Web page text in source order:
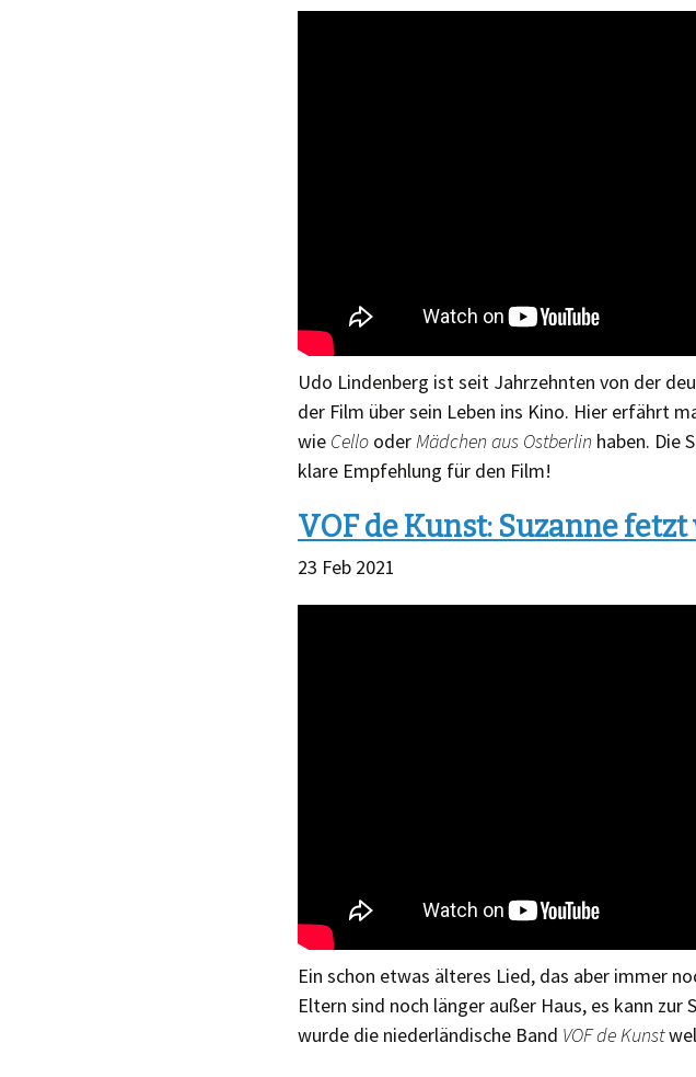
Udo Lindenberg ist seit Jahrzehnten von der
der Film über sein Leben ins Kino. Hier erfährt
wie Cello oderMädchen aus Ostberlin haben. Die
klare Empfehlung für den Film!
VOF de Kunst: Suzanne
23 Feb 2021
Ein schon etwas älteres Lied, das aber immer
Eltern sind noch länger außer Haus, es kann
wurde die niederländische Band VOF de Kunst